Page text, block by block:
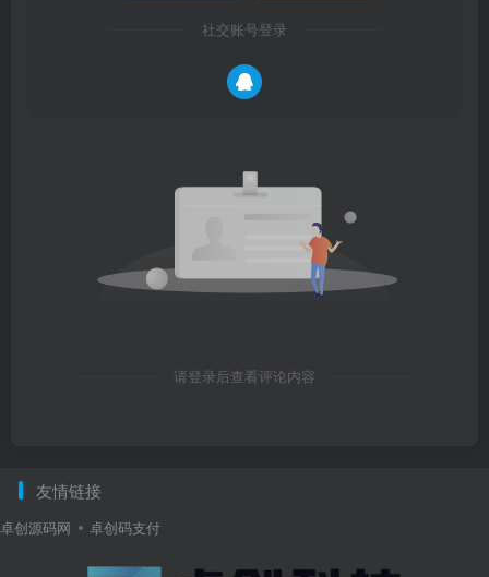
社交账号登录
请登录后查看评论内容
友情链接
卓创源码网 卓创码支付